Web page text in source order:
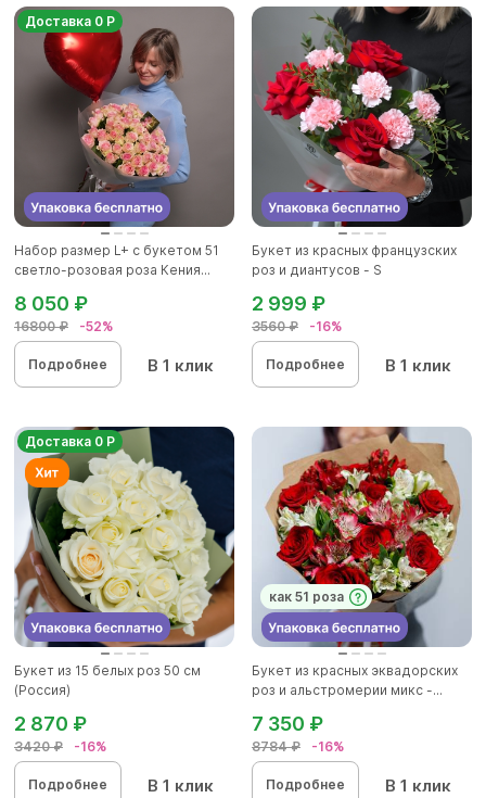
Доставка 0 Р
Набор размер L+ с букетом 51
светло-розовая роза Кения...
16800 ₽ -52%
8 050 ₽
Подробнее В 1 клик
Букет из красных французских
роз и диантусов - S
3560 ₽ -16%
2 999 ₽
Подробнее В 1 клик
Доставка 0 Р
Букет из 15 белых роз 50 см
(Россия)
3420 ₽ -16%
2 870 ₽
Подробнее В 1 клик
как 51 роза
Букет из красных эквадорских
роз и альстромерии микс -...
8784 ₽ -16%
7 350 ₽
Подробнее В 1 клик